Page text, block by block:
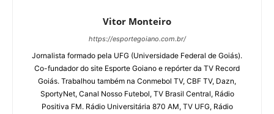
Vitor Monteiro
https://esportegoiano.com.br/
Jornalista formado pela UFG (Universidade Federal de Goiás).
Co-fundador do site Esporte Goiano e repórter da TV Record
Goiás. Trabalhou também na Conmebol TV, CBF TV, Dazn,
SportyNet, Canal Nosso Futebol, TV Brasil Central, Rádio
Positiva FM. Rádio Universitária 870 AM, TV UFG, Rádio